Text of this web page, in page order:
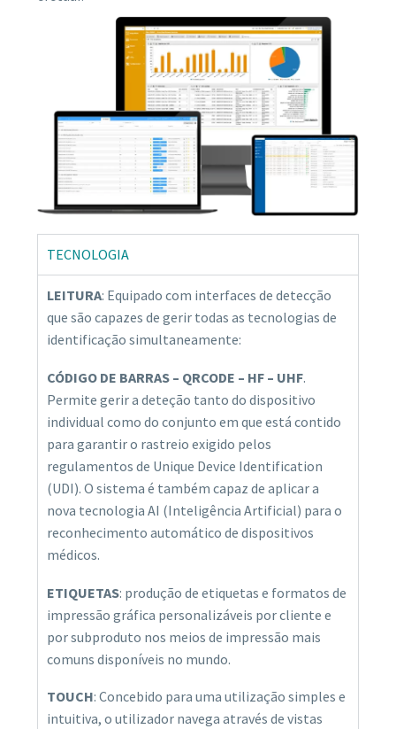
TECNOLOGIA
LEITURA: Equipado com interfaces de detecção
que são capazes de gerir todas as tecnologias de
identificação simultaneamente:
CÓDIGO DE BARRAS – QRCODE – HF – UHF.
Permite gerir a deteção tanto do dispositivo
individual como do conjunto em que está contido
para garantir o rastreio exigido pelos
regulamentos de Unique Device Identification
(UDI). O sistema é também capaz de aplicar a
nova tecnologia AI (Inteligência Artificial) para o
reconhecimento automático de dispositivos
médicos.
ETIQUETAS: produção de etiquetas e formatos de
impressão gráfica personalizáveis por cliente e
por subproduto nos meios de impressão mais
comuns disponíveis no mundo.
TOUCH: Concebido para uma utilização simples e
intuitiva, o utilizador navega através de vistas